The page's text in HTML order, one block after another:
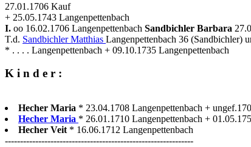
27.01.1706 Kauf
+ 25.05.1743 Langenpettenbach
I. oo 16.02.1706 Langenpettenbach Sandbichler Barbara
T.d. Sandbichler Matthias Langenpettenbach 36 (Sandbichler)
* . . . . Langenpettenbach + 09.10.1735 Langenpettenbach
K i n d e r :
Hecher Maria * 23.04.1708 Langenpettenbach +
Hecher Maria * 26.01.1710 Langenpettenbach +
Hecher Veit * 16.06.1712 Langenpettenbach
--------------------------------------------------------------